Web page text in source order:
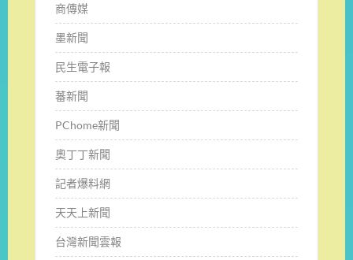
商傳媒
墨新聞
民生電子報
蕃新聞
PChome新聞
奧丁丁新聞
記者爆料網
天天上新聞
台灣新聞雲報